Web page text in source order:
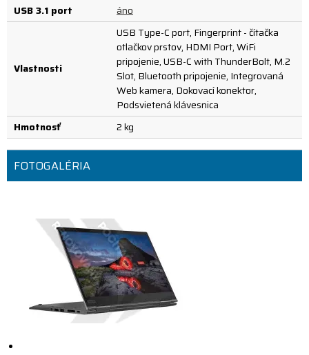
USB 3.1 port
áno
Vlastnosti
USB Type-C port, Fingerprint - čítačka
otlačkov prstov, HDMI Port, WiFi
pripojenie, USB-C with ThunderBolt, M.2
Slot, Bluetooth pripojenie, Integrovaná
Web kamera, Dokovací konektor,
Podsvietená klávesnica
Hmotnosť
2 kg
FOTOGALÉRIA